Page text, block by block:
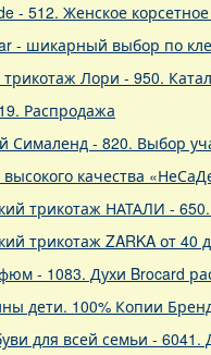
- 512. Женское
- шикарный выбор по
Лори - 950.
Распродажа
- 820. Выбор
высокого качества
трикотаж НАТАЛИ -
трикотаж ZARKA от
- 1083. Духи Brocard
дети. 100% Копии
для всей семьи -